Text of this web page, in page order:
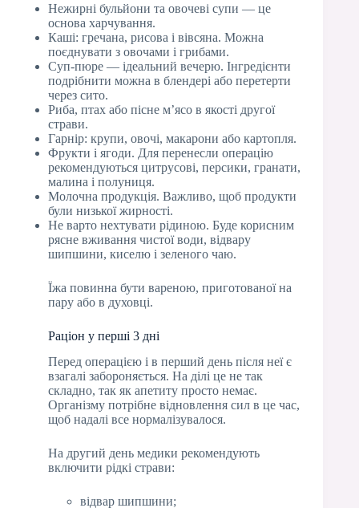
Нежирні бульйони та овочеві супи — це
основа харчування.
Каші: гречана, рисова і вівсяна. Можна
поєднувати з овочами і грибами.
Суп-пюре — ідеальний вечерю. Інгредієнти
подрібнити можна в блендері або перетерти
через сито.
Риба, птах або пісне м’ясо в якості другої
страви.
Гарнір: крупи, овочі, макарони або картопля.
Фрукти і ягоди. Для перенесли операцію
рекомендуються цитрусові, персики, гранати,
малина і полуниця.
Молочна продукція. Важливо, щоб продукти
були низької жирності.
Не варто нехтувати рідиною. Буде корисним
рясне вживання чистої води, відвару
шипшини, киселю і зеленого чаю.
Їжа повинна бути вареною, приготованої на
пару або в духовці.
Раціон у перші 3 дні
Перед операцією і в перший день після неї є
взагалі забороняється. На ділі це не так
складно, так як апетиту просто немає.
Організму потрібне відновлення сил в це час,
щоб надалі все нормалізувалося.
На другий день медики рекомендують
включити рідкі страви:
відвар шипшини;